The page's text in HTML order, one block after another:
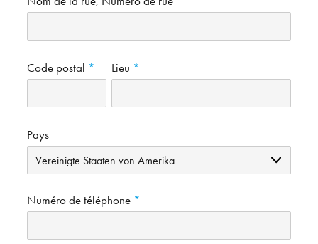
Code postal Lieu
Pays
Numéro de téléphone